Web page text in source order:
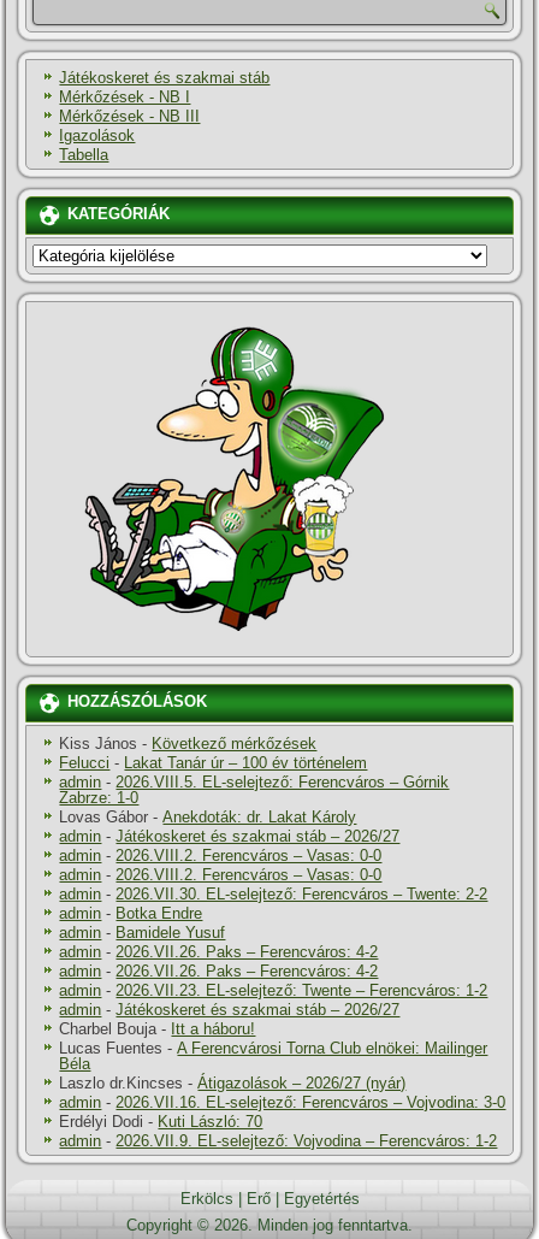
Játékoskeret és szakmai stáb
Mérkőzések - NB I
Mérkőzések - NB III
Igazolások
Tabella
KATEGÓRIÁK
KATEGÓRIÁK
HOZZÁSZÓLÁSOK
Kiss János - Következő mérkőzések
Felucci - Lakat Tanár úr – 100 év történelem
admin - 2026.VIII.5. EL-selejtező: Ferencváros – Górnik
Zabrze: 1-0
Lovas Gábor -Anekdoták: dr. Lakat Károly
admin -Játékoskeret és szakmai stáb – 2026/27
admin - 2026.VIII.2. Ferencváros – Vasas: 0-0
admin - 2026.VIII.2. Ferencváros – Vasas: 0-0
admin - 2026.VII.30. EL-selejtező: Ferencváros – Twente: 2-2
admin - Botka Endre
admin - Bamidele Yusuf
admin - 2026.VII.26. Paks – Ferencváros: 4-2
admin - 2026.VII.26. Paks – Ferencváros: 4-2
admin - 2026.VII.23. EL-selejtező: Twente – Ferencváros: 1-2
admin -Játékoskeret és szakmai stáb – 2026/27
Charbel Bouja - Itt a háboru!
Lucas Fuentes -A Ferencvárosi Torna Club elnökei: Mailinger
Béla
Laszlo dr.Kincses -Átigazolások – 2026/27 (nyár)
admin - 2026.VII.16. EL-selejtező: Ferencváros – Vojvodina: 3-0
Erdélyi Dodi - Kuti László: 70
admin - 2026.VII.9. EL-selejtező: Vojvodina – Ferencváros: 1-2
Erkölcs Erő|
Egyetértés
Copyright © 2026. Minden jog fenntartva.